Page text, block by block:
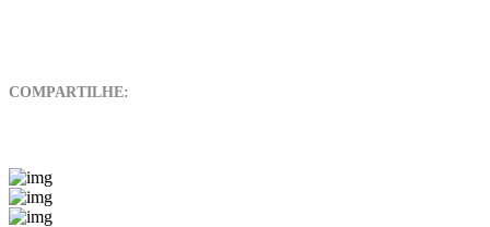
COMPARTILHE: